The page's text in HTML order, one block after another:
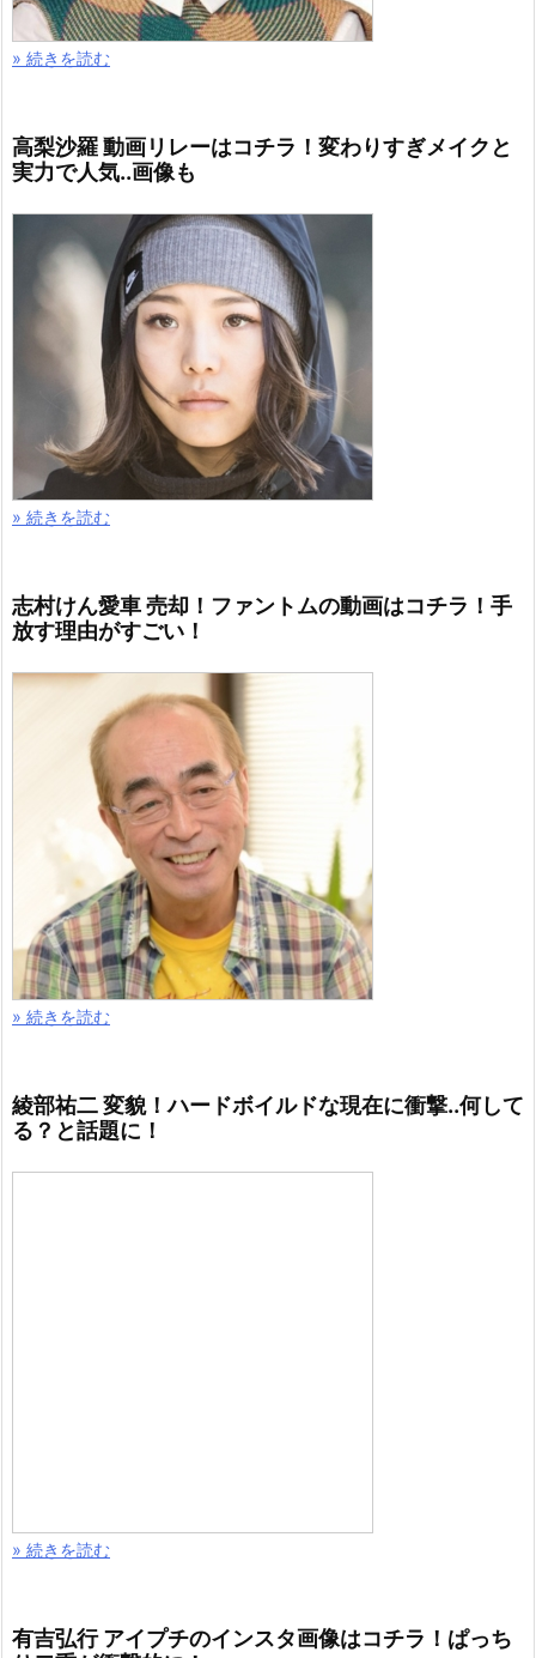
» 続きを読む
高梨沙羅 動画リレーはコチラ！変わりすぎメイクと
実力で人気..画像も
» 続きを読む
志村けん愛車 売却！ファントムの動画はコチラ！手
放す理由がすごい！
» 続きを読む
綾部祐二 変貌！ハードボイルドな現在に衝撃..何して
る？と話題に！
» 続きを読む
有吉弘行 アイプチのインスタ画像はコチラ！ぱっち